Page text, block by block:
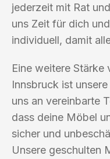
jederzeit mit Rat
uns Zeit für dich
individuell, damit
Eine weitere
Innsbruck ist
uns an vereinbarte
dass deine Möbel
sicher und
Unsere geschulten